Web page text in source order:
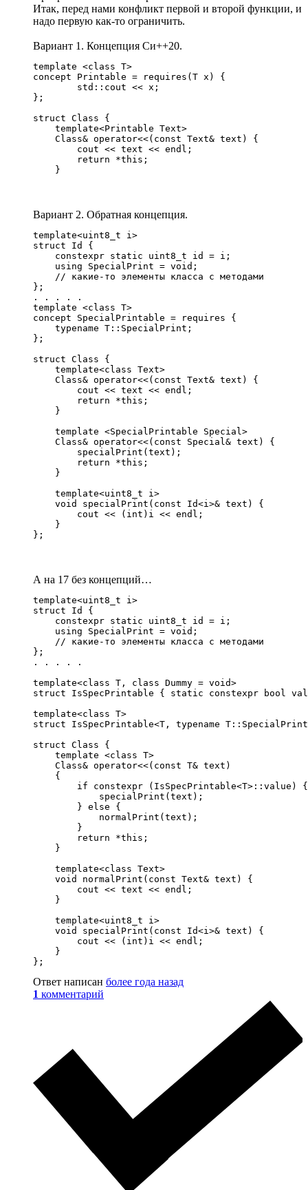
Итак, перед нами конфликт первой и второй функции, и
надо первую как-то ограничить.
Вариант 1. Концепция Си++20.
template <class T>
concept Printable = requires(T x) {
        std::cout << x;
};
struct Class {
    template<Printable Text>
    Class& operator<<(const Text& text) {
        cout << text << endl;
        return *this;
    }
Вариант 2. Обратная концепция.
template<uint8_t i>
struct Id {
    constexpr static uint8_t id = i;
    using SpecialPrint = void;
    // какие-то элементы класса с методами
};
. . . . .
template <class T>
concept SpecialPrintable = requires {
    typename T::SpecialPrint;
};
struct Class {
    template<class Text>
    Class& operator<<(const Text& text) {
        cout << text << endl;
        return *this;
    }
    template <SpecialPrintable Special>
    Class& operator<<(const Special& text) {
        specialPrint(text);
        return *this;
    }
    template<uint8_t i>
    void specialPrint(const Id<i>& text) {
        cout << (int)i << endl;
    }
};
А на 17 без концепций…
template<uint8_t i>
struct Id {
    constexpr static uint8_t id = i;
    using SpecialPrint = void;
    // какие-то элементы класса с методами
};
. . . . .
template<class T, class Dummy = void>
struct IsSpecPrintable { static constexpr bool
template<class T>
struct IsSpecPrintable<T, typename
struct Class {
    template <class T>
    Class& operator<<(const T& text)
    {
        if constexpr (IsSpecPrintable<T>::value) {
            specialPrint(text);
        } else {
            normalPrint(text);
        }
        return *this;
    }
    template<class Text>
    void normalPrint(const Text& text) {
        cout << text << endl;
    }
    template<uint8_t i>
    void specialPrint(const Id<i>& text) {
        cout << (int)i << endl;
    }
};
Ответ написан более года назад
1 комментарий